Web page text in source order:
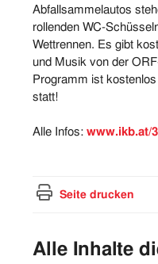
Abfallsammelautos
rollenden WC-
Wettrennen. Es gibt
und Musik von der
Programm ist
statt!
Alle Infos: www.ikb.at/
Seite drucken
Alle Inhalte